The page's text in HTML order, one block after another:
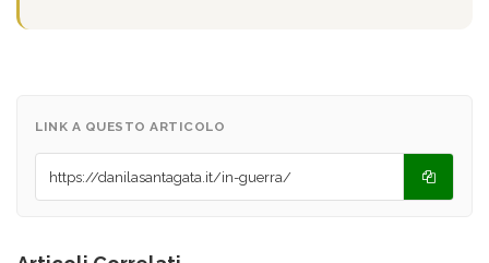
LINK A QUESTO ARTICOLO